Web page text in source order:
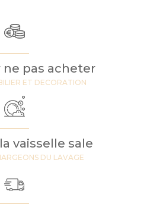
ne pas acheter
ET DECORATION
vaisselle sale
DU LAVAGE